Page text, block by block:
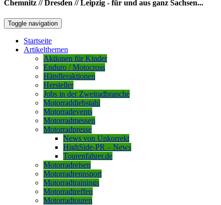
Chemnitz // Dresden // Leipzig - für und aus ganz Sachsen...
Toggle navigation
Startseite
Artikelthemen
Aktionen für Kinder
Enduro / Motocross
Händleraktionen
Hersteller
Jobs in der Zweiradbranche
Motorraddiebstahl
Motorradevents
Motorradmessen
Motorradpresse
News von Unkorrekt
HighSide-PR – News
Tourenfahrer.de
Motorradreisen
Motorradrennsport
Motorradtrainings
Motorradtreffen
Motorradtouren